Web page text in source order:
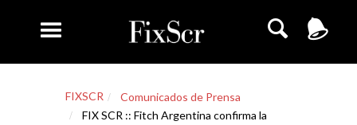
FIXSCR
Comunicados de Prensa
FIX SCR :: Fitch Argentina confirma la